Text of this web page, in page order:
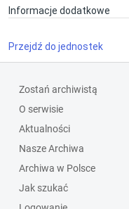
Informacje dodatkowe
Przejdź do jednostek
Zostań archiwistą
O serwisie
Aktualności
Nasze Archiwa
Archiwa w Polsce
Jak szukać